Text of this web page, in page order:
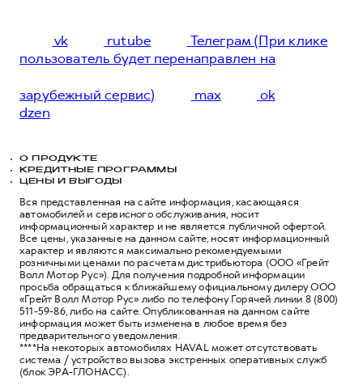
vk rutube
Телеграм (При клике
пользователь будет перенаправлен на
зарубежный сервис) max
ok
dzen
О ПРОДУКТЕ
КРЕДИТНЫЕ ПРОГРАММЫ
ЦЕНЫ И ВЫГОДЫ
Вся представленная на сайте информация, касающаяся
автомобилей и сервисного обслуживания, носит
информационный характер и не является публичной офертой.
Все цены, указанные на данном сайте, носят информационный
характер и являются максимально рекомендуемыми
розничными ценами по расчетам дистрибьютора (ООО «Грейт
Волл Мотор Рус»). Для получения подробной информации
просьба обращаться к ближайшему официальному дилеру ООО
«Грейт Волл Мотор Рус» либо по телефону Горячей линии 8 (800)
511-59-86, либо на сайте. Опубликованная на данном сайте
информация может быть изменена в любое время без
предварительного уведомления.
****На некоторых автомобилях HAVAL может отсутствовать
система / устройство вызова экстренных оперативных служб
(блок ЭРА-ГЛОНАСС).